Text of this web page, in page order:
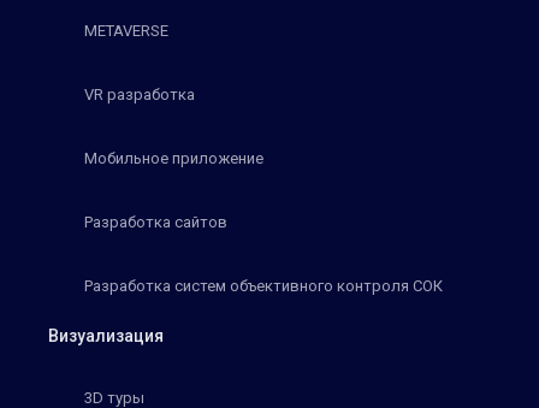
METAVERSE
VR разработка
Мобильное приложение
Разработка сайтов
Разработка систем объективного контроля СОК
Визуализация
3D туры